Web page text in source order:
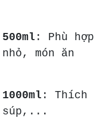
: Phù hợp
món ăn
: Thích
súp,...